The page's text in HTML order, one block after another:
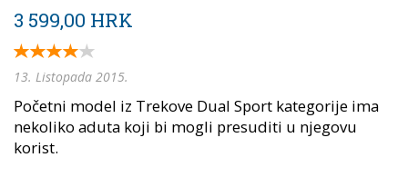
3 599,00 HRK
13. Listopada 2015.
Početni model iz Trekove Dual Sport kategorije ima
nekoliko aduta koji bi mogli presuditi u njegovu
korist.